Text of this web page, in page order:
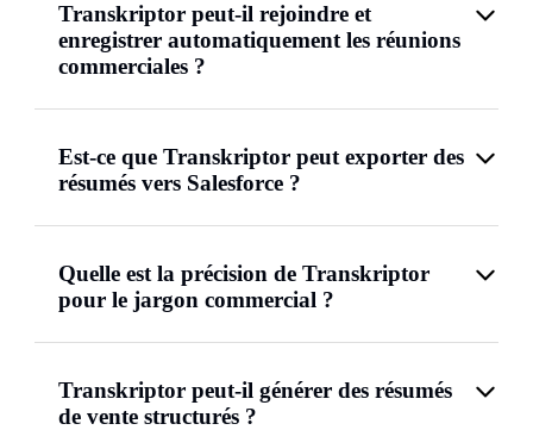
Transkriptor peut-il rejoindre et
enregistrer automatiquement les réunions
commerciales ?
Est-ce que Transkriptor peut exporter des
résumés vers Salesforce ?
Quelle est la précision de Transkriptor
pour le jargon commercial ?
Transkriptor peut-il générer des résumés
de vente structurés ?